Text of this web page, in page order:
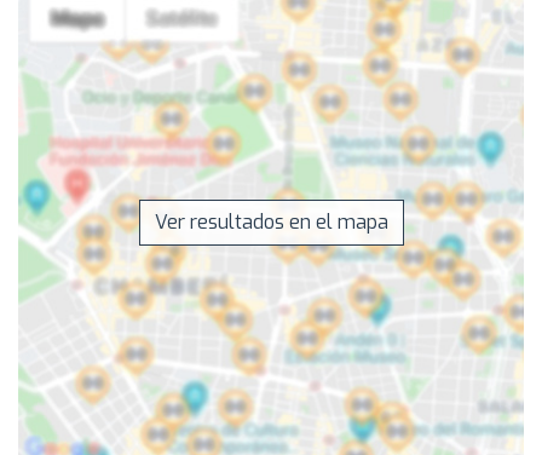
Ver resultados en el mapa